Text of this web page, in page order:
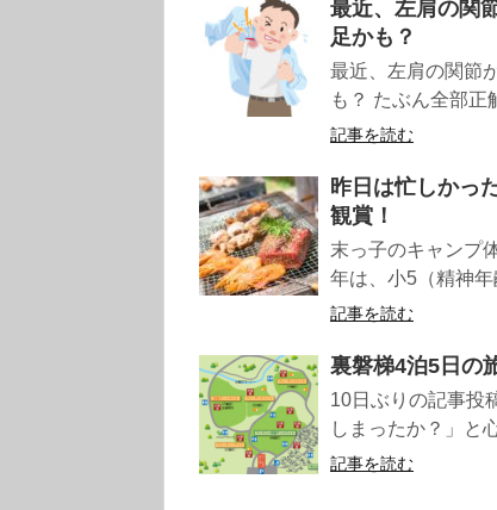
最近、左肩の関
足かも？
最近、左肩の関
も？ たぶん全部正
記事を読む
昨日は忙しかっ
観賞！
末っ子のキャンプ
年は、小5（精神
記事を読む
裏磐梯4泊5日の
10日ぶりの記事投
しまったか？」と
記事を読む